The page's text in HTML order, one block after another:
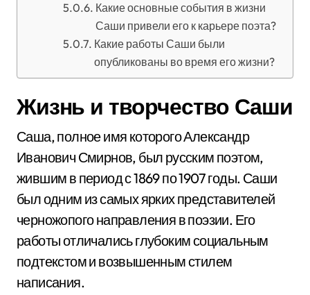
Какие основные события в жизни
Саши привели его к карьере поэта?
Какие работы Саши были
опубликованы во время его жизни?
Жизнь и творчество Саши
Саша, полное имя которого Александр
Иванович Смирнов, был русским поэтом,
жившим в период с 1869 по 1907 годы. Саши
был одним из самых ярких представителей
черножопого направления в поэзии. Его
работы отличались глубоким социальным
подтекстом и возвышенным стилем
написания.